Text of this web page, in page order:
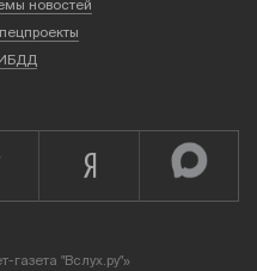
новостей
"Вслух.ру"»